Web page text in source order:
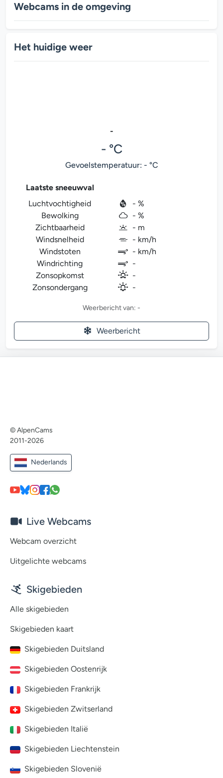
Webcams in de omgeving
Het huidige weer
-
- °C
Gevoelstemperatuur: - °C
Laatste sneeuwval
Luchtvochtigheid
- %
Bewolking
- %
Zichtbaarheid
- m
Windsnelheid
- km/h
Windstoten
- km/h
Windrichting
-
Zonsopkomst
-
Zonsondergang
-
Weerbericht van: -
Weerbericht
© AlpenCams
2011-2026
Nederlands
Live Webcams
Webcam overzicht
Uitgelichte webcams
Skigebieden
Alle skigebieden
Skigebieden kaart
Skigebieden Duitsland
Skigebieden Oostenrijk
Skigebieden Frankrijk
Skigebieden Zwitserland
Skigebieden Italië
Skigebieden Liechtenstein
Skigebieden Slovenië